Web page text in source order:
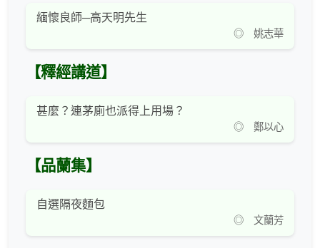
緬懷良師─高天明先生
◎ 姚志華
【釋經講道】
甚麼？連茅廁也派得上用場？
◎ 鄭以心
【品蘭集】
自選隔夜麵包
◎ 文蘭芳